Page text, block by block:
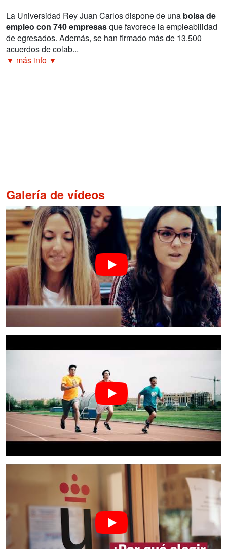
La Universidad Rey Juan Carlos dispone de una bolsa de
empleo con 740 empresasque favorece la empleabilidad
de egresados. Además, se han firmado más de 13.500
acuerdos de colab...
▼ más info ▼
Galería de vídeos